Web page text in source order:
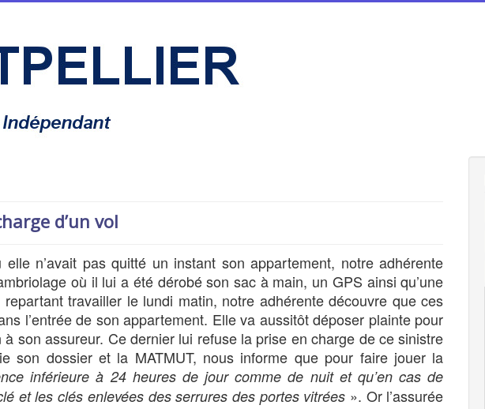
d’un vol
elle n’avait pas quitté un instant son appartement, notre adhérente
où il lui a été dérobé son sac à main, un GPS ainsi qu’une
travailler le lundi matin, notre adhérente découvre que ces
l’entrée de son appartement. Elle va aussitôt déposer plainte pour
son assureur. Ce dernier lui refuse la prise en charge de ce sinistre
son dossier et la MATMUT, nous informe que pour faire jouer la
inférieure à 24 heures de jour comme de nuit et qu’en cas de
et les clés enlevées des serrures des portes vitrées ». Or l’assurée